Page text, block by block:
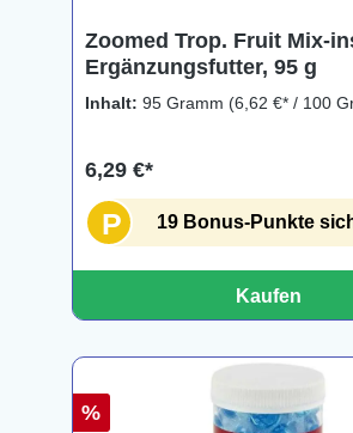
Zoomed Trop. Fruit Mix-
Ergänzungsfutter, 95 g
Inhalt: 95 Gramm (6,62 €* / 100
6,29 €*
P 19 Bonus-Punkte
Kaufen
%